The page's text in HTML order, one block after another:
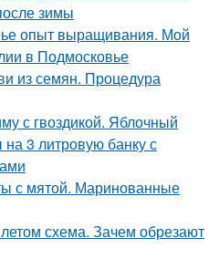
зимы
опыт выращивания. Мой
в Подмосковье
из семян. Процедура
с гвоздикой. Яблочный
3 литровую банку с
с мятой. Маринованные
схема. Зачем обрезают